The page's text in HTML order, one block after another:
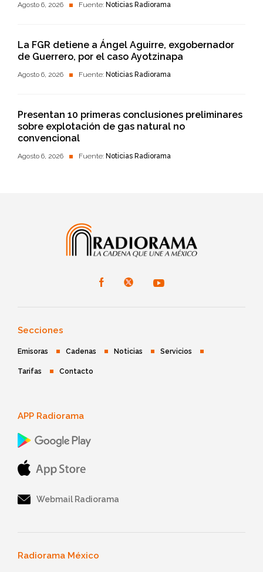
Agosto 6, 2026 Fuente: Noticias Radiorama
La FGR detiene a Ángel Aguirre, exgobernador
de Guerrero, por el caso Ayotzinapa
Agosto 6, 2026 Fuente: Noticias Radiorama
Presentan 10 primeras conclusiones preliminares
sobre explotación de gas natural no
convencional
Agosto 6, 2026 Fuente: Noticias Radiorama
Secciones
Emisoras Cadenas Noticias Servicios
Tarifas Contacto
APP Radiorama
Webmail Radiorama
Radiorama México